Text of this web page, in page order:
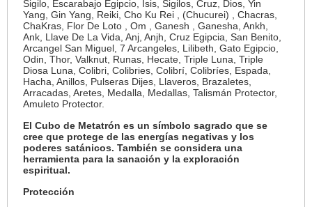
Sigilo, Escarabajo Egipcio, Isis, Sigilos, Cruz, Dios, Yin
Yang, Gin Yang, Reiki, Cho Ku Rei , (Chucurei) , Chacras,
ChaKras, Flor De Loto , Om , Ganesh , Ganesha, Ankh,
Ank, Llave De La Vida, Anj, Anjh, Cruz Egipcia, San Benito,
Arcangel San Miguel, 7 Arcangeles, Lilibeth, Gato Egipcio,
Odin, Thor, Valknut, Runas, Hecate, Triple Luna, Triple
Diosa Luna, Colibri, Colibries, Colibrí, Colibríes, Espada,
Hacha, Anillos, Pulseras Dijes, Llaveros, Brazaletes,
Arracadas, Aretes, Medalla, Medallas, Talismán Protector,
Amuleto Protector.
El Cubo de Metatrón es un símbolo sagrado que se
cree que protege de las energías negativas y los
poderes satánicos. También se considera una
herramienta para la sanación y la exploración
espiritual.
Protección